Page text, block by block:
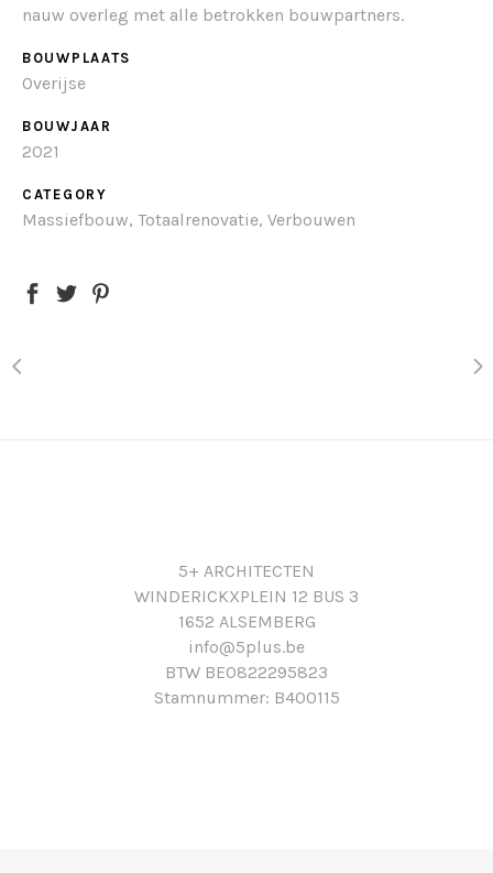
nauw overleg met alle betrokken bouwpartners.
BOUWPLAATS
Overijse
BOUWJAAR
2021
CATEGORY
Massiefbouw, Totaalrenovatie, Verbouwen
5+ ARCHITECTEN
WINDERICKXPLEIN 12 BUS 3
1652 ALSEMBERG
info@5plus.be
BTW BE0822295823
Stamnummer: B400115